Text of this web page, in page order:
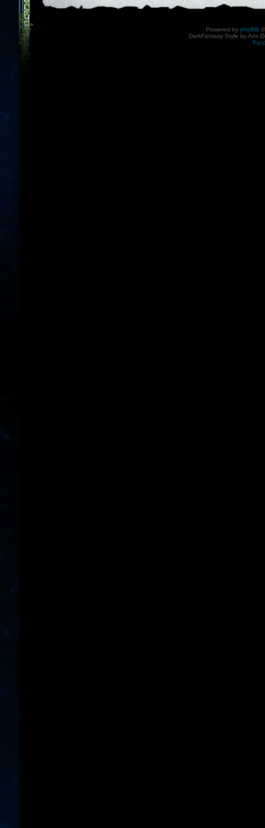
Powered by phpBB
DarkFantasy Style by Arm